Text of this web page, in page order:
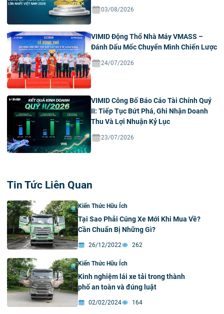
03/08/2026
VIMID Động Thổ Nhà Máy VMASS –
Đánh Dấu Mốc Chuyển Mình Chiến Lược
24/07/2026
VIMID Công Bố Báo Cáo Tài Chính Quý
II: Tiếp Tục Bứt Phá, Ghi Nhận Doanh
Thu Và Lợi Nhuận Kỷ Lục
23/07/2026
Tin Tức Liên Quan
Kiến Thức Hữu Ích
Tại Sao Phải Cúng Xe Mới Khi Mua Về?
Cần Chuẩn Bị Những Gì?
26/12/2022 262
Kiến Thức Hữu Ích
Kinh nghiệm lái xe tải trong thành
phố an toàn và đúng luật
02/02/2024 164